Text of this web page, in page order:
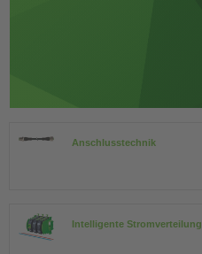
Anschlusstechnik
Intelligente Stromverteilung